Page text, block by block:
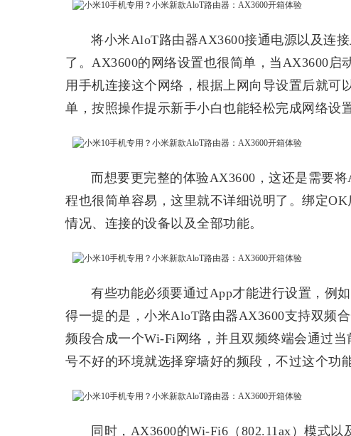
将小米AloT路由器AX3600接通电源以及连
了。AX3600的网络设置也很简单，当AX3600
用手机连接这个网络，根据上网向导设置后就可
单，按照操作提示新手小白也能轻松完成网络设置
而想要更完整的体验AX3600，这还是需要
程也很简单容易，这里就不详细说明了。绑定
情况、连接的设备以及全部功能。
有些功能必须要通过App才能进行设置，例
得一提的是，小米AloT路由器AX3600支持双频
频段合成一个Wi-Fi网络，并且双频终端会通过
号不好的环境就选择穿墙好的频段，不过这个功
同时，AX3600的Wi-Fi6（802.11ax）模式